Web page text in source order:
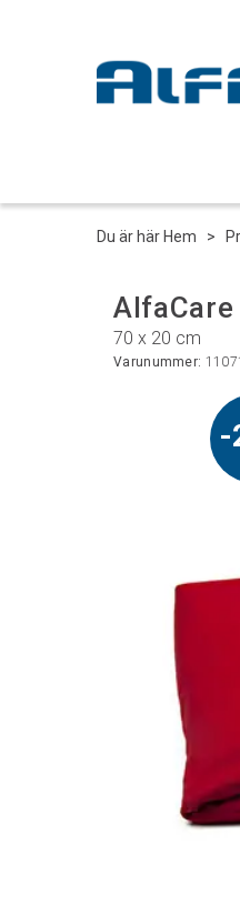
Du är här Hem >
70 x 20 cm
Varunummer: